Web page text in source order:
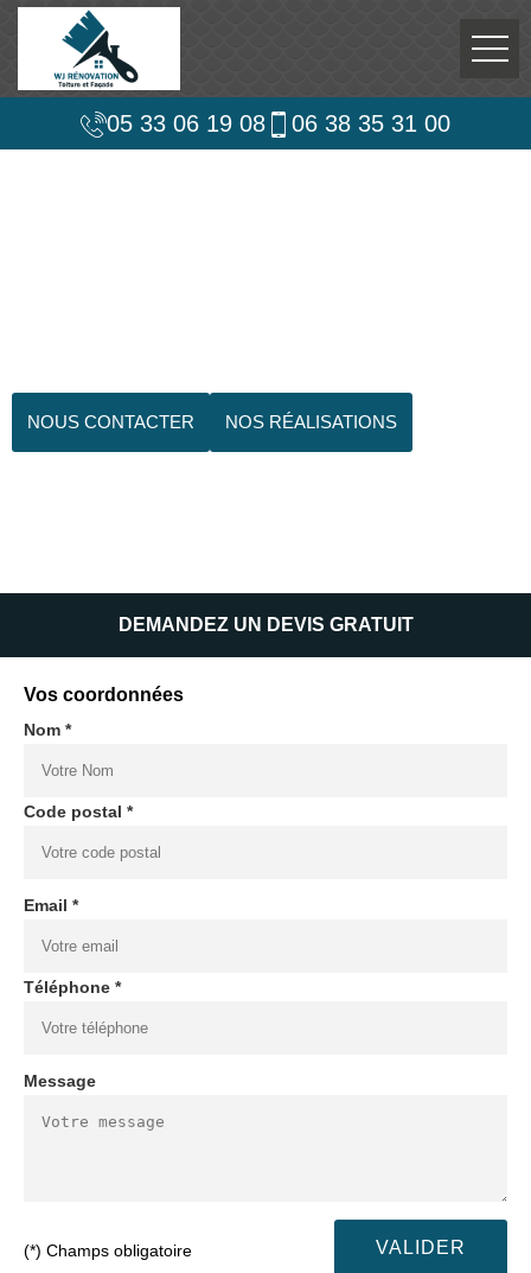
05 33 06 19 08 06 38 35 31 00
NOUS CONTACTER NOS RÉALISATIONS
DEMANDEZ UN DEVIS GRATUIT
Vos coordonnées
Nom *
Code postal *
Email *
Téléphone *
Message
(*) Champs obligatoire